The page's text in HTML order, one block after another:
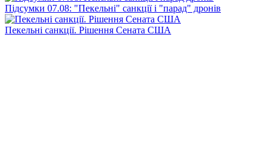
Підсумки 07.08: "Пекельні" санкції і "парад" дронів
Пекельні санкції. Рішення Сената США